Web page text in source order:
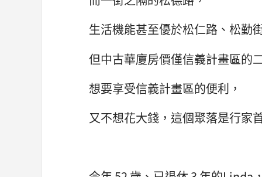
生活機能甚至優於松仁路、松勤
但中古華廈房價僅信義計畫區的
想要享受信義計畫區的便利，
又不想花大錢，這個聚落是行家